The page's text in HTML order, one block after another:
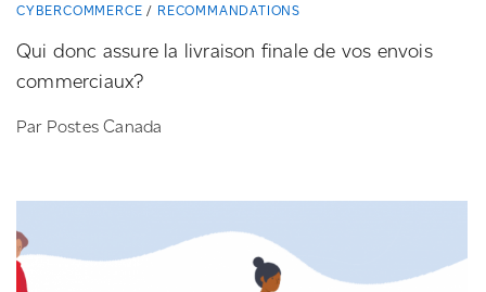
CYBERCOMMERCE RECOMMANDATIONS
Qui donc assure la livraison finale de vos envois
commerciaux?
Par Postes Canada